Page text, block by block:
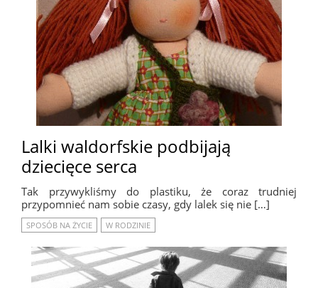
Lalki waldorfskie podbijają
dziecięce serca
Tak przywykliśmy do plastiku, że coraz trudniej
przypomnieć nam sobie czasy, gdy lalek się nie […]
SPOSÓB NA ŻYCIE W RODZINIE